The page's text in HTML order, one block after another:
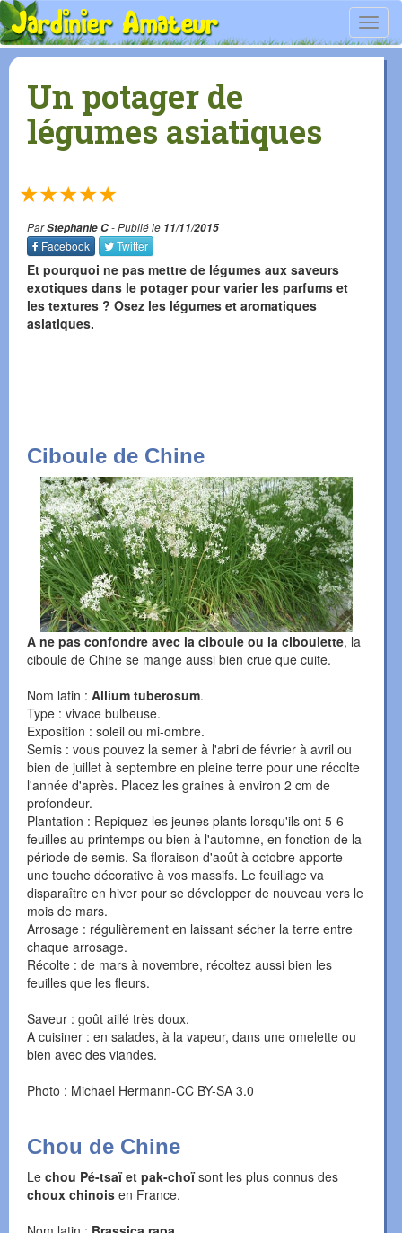
Un potager de
légumes asiatiques
★
★
★
★
★
ParStephanie C- Publié le 11/11/2015
Facebook
Twitter
Et pourquoi ne pas mettre de légumes aux saveurs
exotiques dans le potager pour varier les parfums et
les textures ? Osez les légumes et aromatiques
asiatiques.
Ciboule de Chine
A ne pas confondre avec la ciboule ou la ciboulette, la
ciboule de Chine se mange aussi bien crue que cuite.
Nom latin : Allium tuberosum.
Type : vivace bulbeuse.
Exposition : soleil ou mi-ombre.
Semis : vous pouvez la semer à l'abri de février à avril ou
bien de juillet à septembre en pleine terre pour une récolte
l'année d'après. Placez les graines à environ 2 cm de
profondeur.
Plantation : Repiquez les jeunes plants lorsqu'ils ont 5-6
feuilles au printemps ou bien à l'automne, en fonction de la
période de semis. Sa floraison d'août à octobre apporte
une touche décorative à vos massifs. Le feuillage va
disparaître en hiver pour se développer de nouveau vers le
mois de mars.
Arrosage : régulièrement en laissant sécher la terre entre
chaque arrosage.
Récolte : de mars à novembre, récoltez aussi bien les
feuilles que les fleurs.
Saveur : goût aillé très doux.
A cuisiner : en salades, à la vapeur, dans une omelette ou
bien avec des viandes.
Photo : Michael Hermann-CC BY-SA 3.0
Chou de Chine
Le chou Pé-tsaï et pak-choïsont les plus connus des
choux chinois en France.